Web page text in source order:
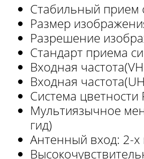
Стабильный прием
Размер
Разрешение
Стандарт приема
Входная
Входная
Система цветности
Мультиязычное
гид)
Антенный вход: 2-